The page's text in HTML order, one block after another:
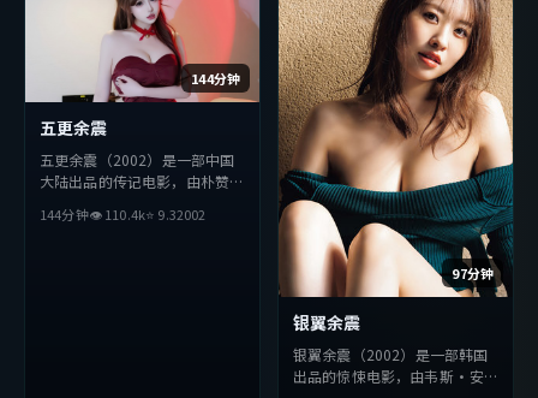
144分钟
五更余震
五更余震（2002）是一部中国
大陆出品的传记电影，由朴赞郁
演。影片在叙事与视听上力求突
144分钟👁110.4k⭐ 9.32002
97分钟
银翼余震
银翼余震（2002）是一部韩国
出品的惊悚电影，由韦斯·安